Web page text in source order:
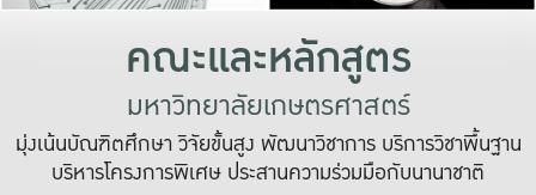
คณะและหลักสูตร
มหาวิทยาลัยเกษตรศาสตร์
มุ่งเน้นบัณฑิตศึกษา วิจัยขั้นสูง พัฒนาวิชาการ บริการวิชาพื้นฐาน
บริหารโครงการพิเศษ ประสานความร่วมมือกับนานาชาติ